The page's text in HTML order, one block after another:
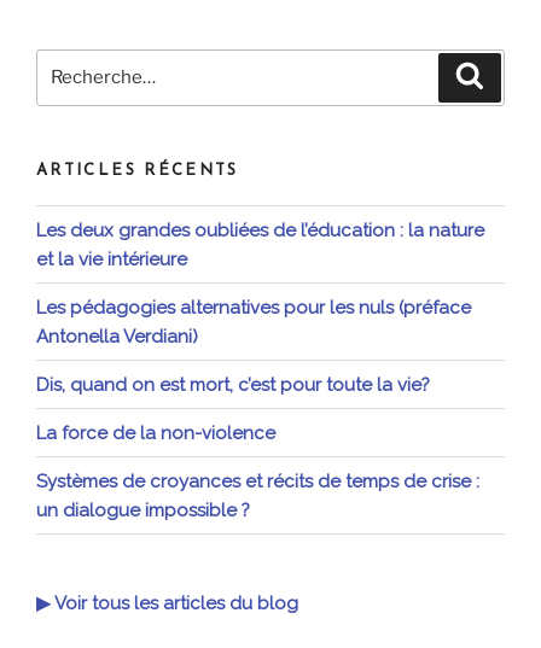
pour
ARTICLES RÉCENTS
Les deux grandes oubliées de l’éducation : la nature
et la vie intérieure
Les pédagogies alternatives pour les nuls (préface
Antonella Verdiani)
Dis, quand on est mort, c’est pour toute la vie?
La force de la non-violence
Systèmes de croyances et récits de temps de crise :
un dialogue impossible ?
▶ Voir tous les articles du blog